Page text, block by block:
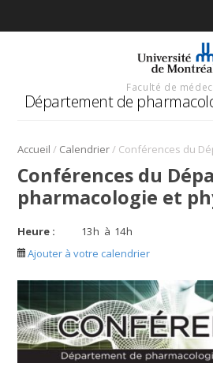
Faculté de
Département de
Accueil / Calendrier/
Conférences du
pharmacologie et
Heure : 13h à 14h
Ajouter à votre calendrier